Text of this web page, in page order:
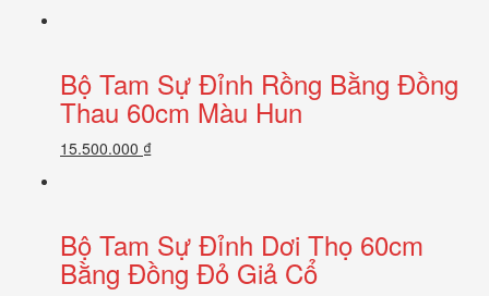
Bộ Tam Sự Đỉnh Rồng Bằng Đồng
Thau 60cm Màu Hun
15.500.000 ₫
Bộ Tam Sự Đỉnh Dơi Thọ 60cm
Bằng Đồng Đỏ Giả Cổ